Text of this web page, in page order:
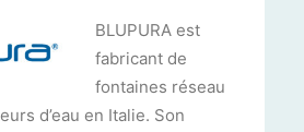
BLUPURA est
fabricant de
fontaines réseau
d’eau en Italie. Son